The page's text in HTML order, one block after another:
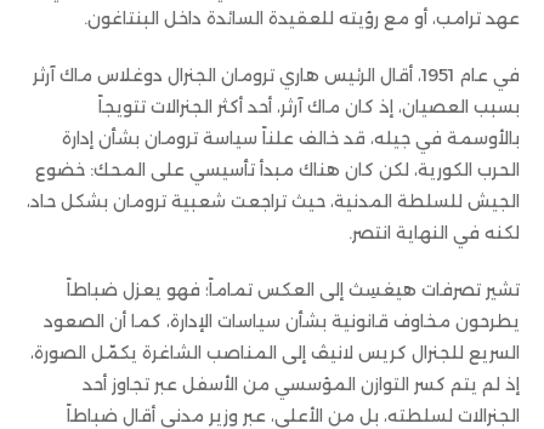
عهد ترامب، أو مع رؤيته للعقيدة السائدة داخل البنتاغون.
في عام 1951، أقال الرئيس هاري ترومان الجنرال دوغلاس ماك آرثر
بسبب العصيان، إذ كان ماك آرثر، أحد أكثر الجنرالات تتويجاً
بالأوسمة في جيله، قد خالف علناً سياسة ترومان بشأن إدارة
الحرب الكورية، لكن كان هناك مبدأ تأسيسي على المحك: خضوع
الجيش للسلطة المدنية، حيث تراجعت شعبية ترومان بشكل حاد،
لكنه في النهاية انتصر.
تشير تصرفات هيغسِث إلى العكس تماماً؛ فهو يعزل ضباطاً
يطرحون مخاوف قانونية بشأن سياسات الإدارة، كما أن الصعود
السريع للجنرال كريس لانيڤ إلى المناصب الشاغرة يكمّل الصورة،
إذ لم يتم كسر التوازن المؤسسي من الأسفل عبر تجاوز أحد
الجنرالات لسلطته، بل من الأعلى، عبر وزير مدني أقال ضباطاً